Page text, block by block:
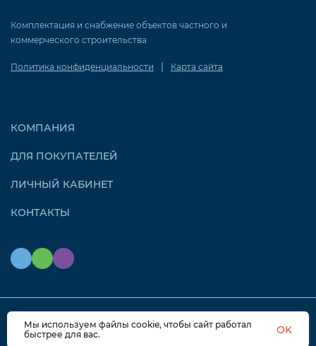
Комплектация и снабжение объектов частного и
коммерческого строительства
Политика конфиденциальности | Карта сайта
КОМПАНИЯ
ДЛЯ ПОКУПАТЕЛЕЙ
ЛИЧНЫЙ КАБИНЕТ
КОНТАКТЫ
© 2026 OZONAIR.RU. Все права защищены
Мы используем файлы cookie, чтобы сайт работал
быстрее для вас.
OK